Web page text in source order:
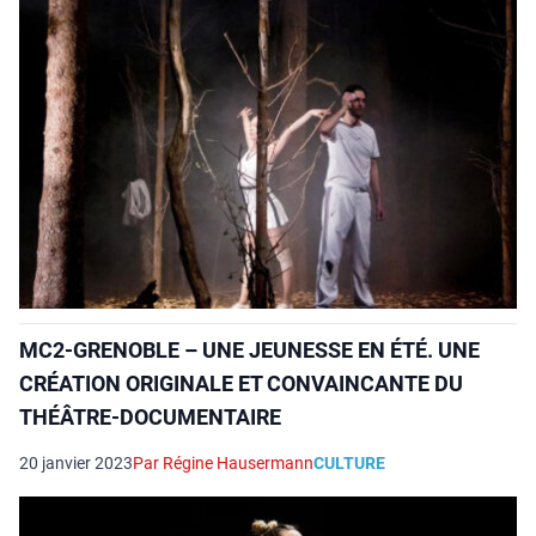
MC2-GRENOBLE – UNE JEUNESSE EN ÉTÉ. UNE
CRÉATION ORIGINALE ET CONVAINCANTE DU
THÉÂTRE-DOCUMENTAIRE
20 janvier 2023Par Régine HausermannCULTURE